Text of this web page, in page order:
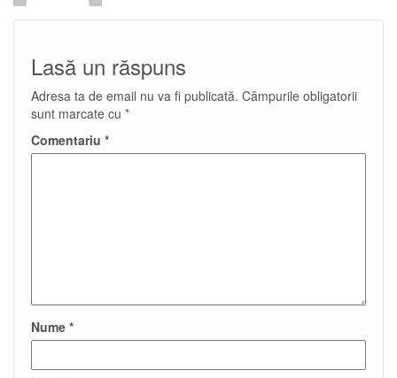
Lasă un răspuns
Adresa ta de email nu va fi publicată. Câmpurile obligatorii
sunt marcate cu *
Comentariu *
Nume *